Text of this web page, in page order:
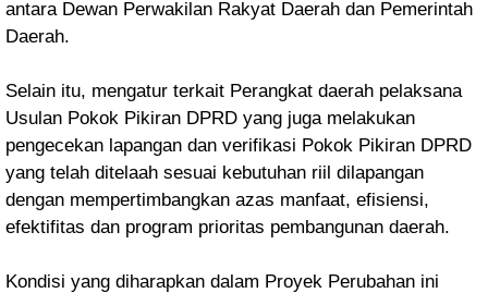
antara Dewan Perwakilan Rakyat Daerah dan Pemerintah
Daerah.
Selain itu, mengatur terkait Perangkat daerah pelaksana
Usulan Pokok Pikiran DPRD yang juga melakukan
pengecekan lapangan dan verifikasi Pokok Pikiran DPRD
yang telah ditelaah sesuai kebutuhan riil dilapangan
dengan mempertimbangkan azas manfaat, efisiensi,
efektifitas dan program prioritas pembangunan daerah.
Kondisi yang diharapkan dalam Proyek Perubahan ini